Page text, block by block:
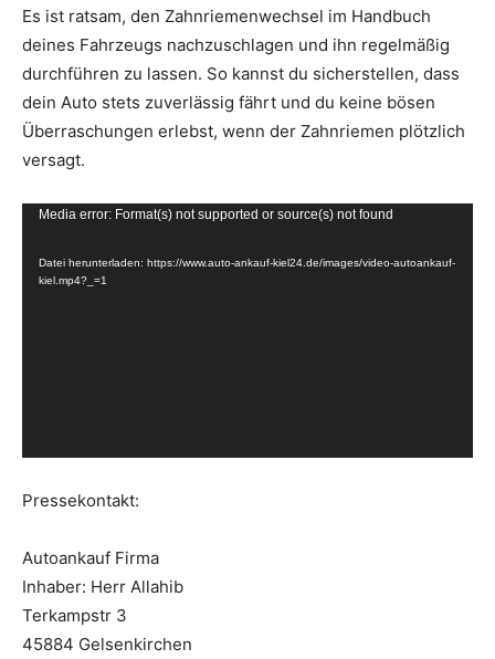
Es ist ratsam, den Zahnriemenwechsel im Handbuch
deines Fahrzeugs nachzuschlagen und ihn regelmäßig
durchführen zu lassen. So kannst du sicherstellen, dass
dein Auto stets zuverlässig fährt und du keine bösen
Überraschungen erlebst, wenn der Zahnriemen plötzlich
versagt.
e
Media error: Format(s) not supported or source(s) not found
Datei herunterladen: https://www.auto-ankauf-kiel24.de/images/video-autoankauf-
kiel.mp4?_=1
Pressekontakt:
Autoankauf Firma
Inhaber: Herr Allahib
Terkampstr 3
45884 Gelsenkirchen